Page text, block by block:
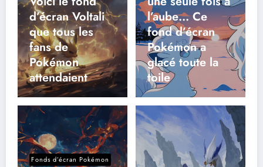
d’écran Voltali
que tous les
fans de
Pokémon
attendaient
l’aube… Ce
fond d’écran
Pokémon a
glacé toute la
toile
Fonds d’écran Pokémon